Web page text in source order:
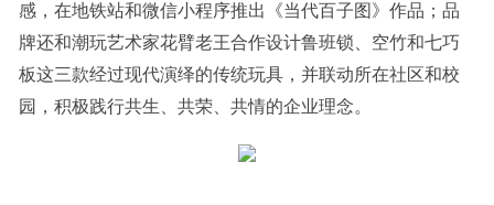
感，在地铁站和微信小程序推出《当代百子图》作品；品
牌还和潮玩艺术家花臂老王合作设计鲁班锁、空竹和七巧
板这三款经过现代演绎的传统玩具，并联动所在社区和校
园，积极践行共生、共荣、共情的企业理念。